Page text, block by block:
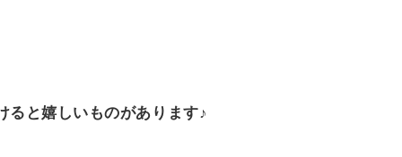
ると嬉しいものがあります♪